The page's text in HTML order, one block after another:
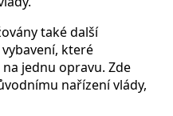
také další
které
jednu opravu. Zde
nařízení vlády,